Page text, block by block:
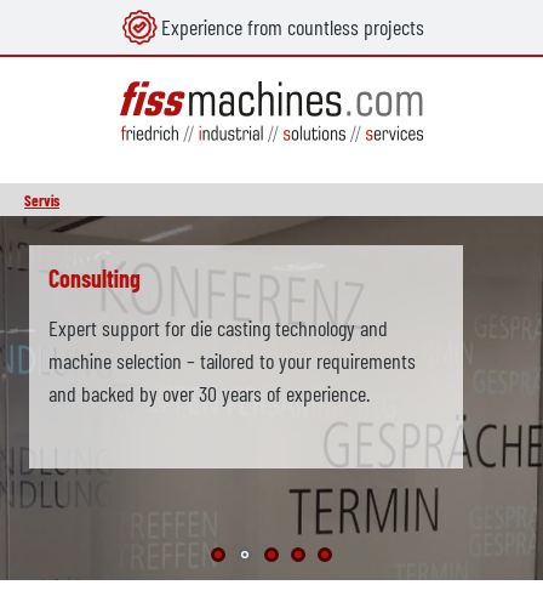
Experience from countless projects
Servis
Skip slider
Transport
Safe and efficient machine transport for deliveries,
relocations and individual transport projects.